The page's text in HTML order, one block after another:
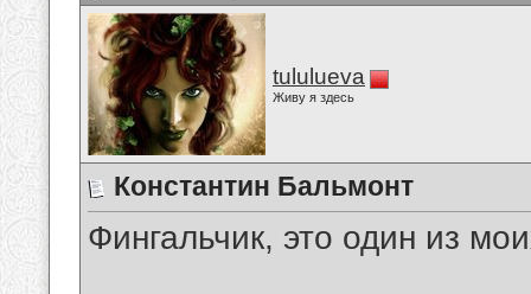
tululueva
Живу я здесь
Константин Бальмонт
Фингальчик, это один из